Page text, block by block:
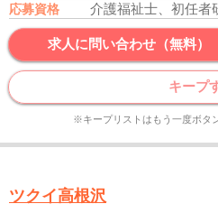
応募資格
求人に問い合わせ（無料）
キープ
※キープリストはもう一度ボタ
ツクイ高根沢